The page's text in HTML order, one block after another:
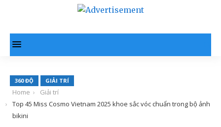
360 ĐỘ GIẢI TRÍ
Home
Giải trí
Top 45 Miss Cosmo Vietnam 2025 khoe sắc vóc chuẩn trong bộ ảnh
bikini